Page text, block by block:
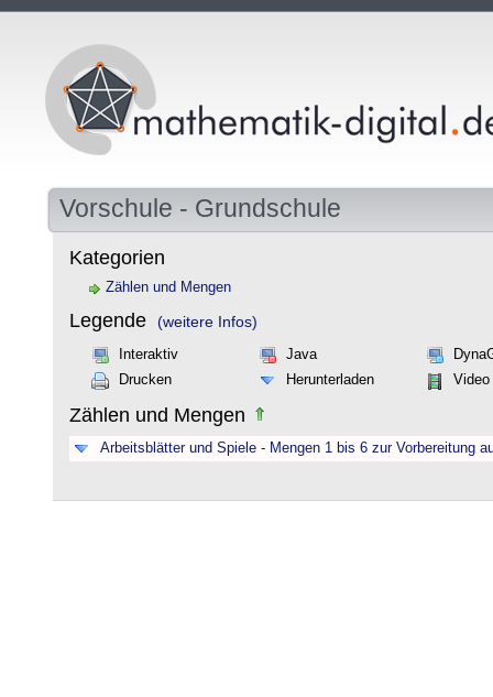
Vorschule - Grundschule
Kategorien
Zählen und Mengen
Legende (weitere Infos)
Interaktiv Java
Drucken
Herunterladen Video
Zählen und Mengen
Arbeitsblätter und Spiele - Mengen 1 bis 6 zur Vorbereitung